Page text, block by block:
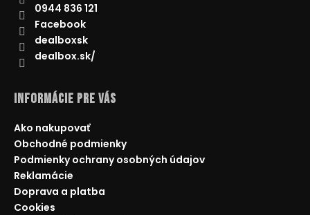
0944 836 121
Facebook
dealboxsk
dealbox.sk/
Informácie pre Vás
Ako nakupovať
Obchodné podmienky
Podmienky ochrany osobných údajov
Reklamácie
Doprava a platba
Cookies